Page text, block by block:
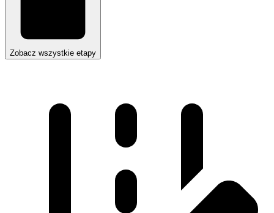
Zobacz wszystkie etapy